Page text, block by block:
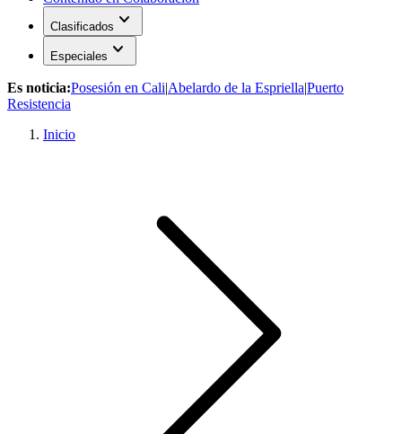
Clasificados expand_more
Especiales expand_more
Es noticia:Posesión en Cali|Abelardo de la Espriella|Puerto
Resistencia
Inicio